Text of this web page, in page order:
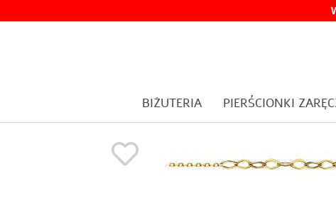
BIŻUTERIA PIERŚCIONKI